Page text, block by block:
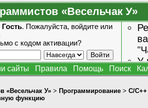
«Весельчак У»
Гость. Пожалуйста, войдите или
с кодом активации?
У
сайты Правила Помощь Поиск
«Весельчак У» > Программирование > C/C++
функцию